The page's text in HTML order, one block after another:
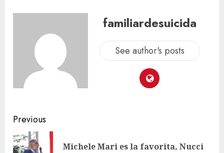
familiardesuicida
See author's posts
Previous
Michele Mari es la favorita, Nucci